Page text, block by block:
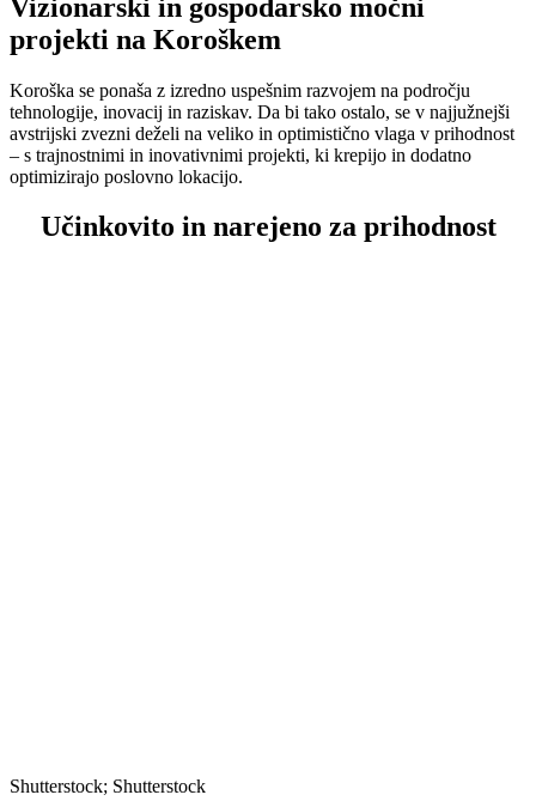
Vizionarski in gospodarsko močni
projekti na Koroškem
Koroška se ponaša z izredno uspešnim razvojem na področju
tehnologije, inovacij in raziskav. Da bi tako ostalo, se v najjužnejši
avstrijski zvezni deželi na veliko in optimistično vlaga v prihodnost
– s trajnostnimi in inovativnimi projekti, ki krepijo in dodatno
optimizirajo poslovno lokacijo.
Učinkovito in narejeno za prihodnost
Shutterstock; Shutterstock